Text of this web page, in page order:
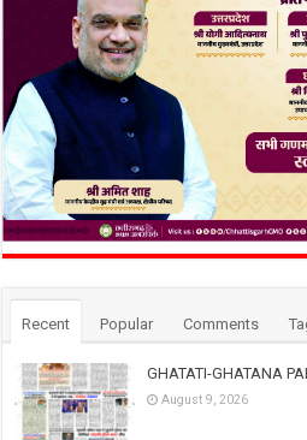
Recent Popular Comments
GHATATI-GHATANA
August 9, 2026